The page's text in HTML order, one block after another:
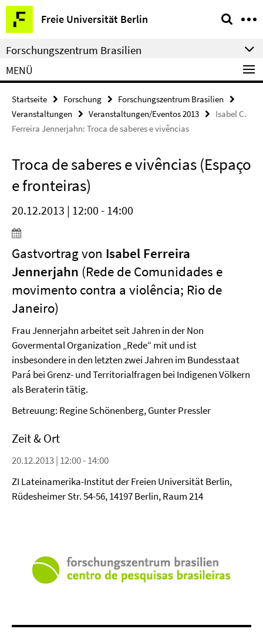
Springe
direkt
zu
Inhalt
Freie Universität Berlin
Service-
Navigation
Forschungszentrum Brasilien
MENÜ
Startseite Forschung
Forschungszentrum Brasilien
Veranstaltungen
Veranstaltungen/Eventos 2013
Isabel C.
Ferreira Jennerjahn: Troca de saberes e vivências
Troca de saberes e vivências (Espaço
e fronteiras)
20.12.2013 | 12:00 - 14:00
Gastvortrag von Isabel Ferreira
Jennerjahn (Rede de Comunidades e
movimento contra a violência; Rio de
Janeiro)
Frau Jennerjahn arbeitet seit Jahren in der Non
Govermental Organization „Rede“ mit und ist
insbesondere in den letzten zwei Jahren im Bundesstaat
Pará bei Grenz- und Territorialfragen bei Indigenen Völkern
als Beraterin tätig.
Betreuung: Regine Schönenberg, Gunter Pressler
Zeit & Ort
20.12.2013 | 12:00 - 14:00
ZI Lateinamerika-Institut der Freien Universität Berlin,
Rüdesheimer Str. 54-56, 14197 Berlin, Raum 214